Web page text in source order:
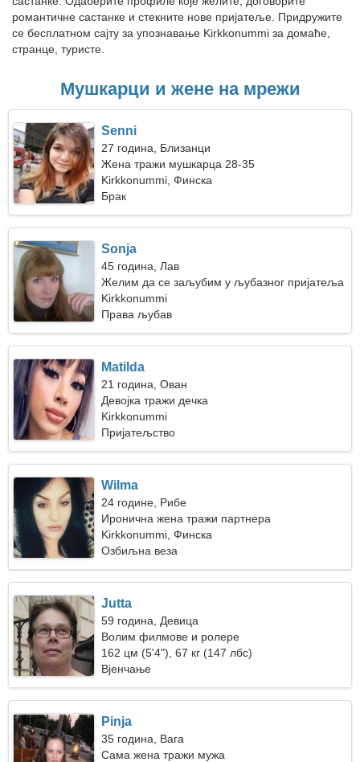
романтичне састанке и стекните нове пријатеље. Придружите
се бесплатном сајту за упознавање Kirkkonummi за домаће,
странце, туристе.
Мушкарци и жене на мрежи
Senni
27 година, Близанци
Жена тражи мушкарца 28-35
Kirkkonummi, Финска
Брак
Sonja
45 година, Лав
Желим да се заљубим у љубазног пријатеља
Kirkkonummi
Права љубав
Matilda
21 година, Ован
Девојка тражи дечка
Kirkkonummi
Пријатељство
Wilma
24 године, Рибе
Иронична жена тражи партнера
Kirkkonummi, Финска
Озбиљна веза
Jutta
59 година, Девица
Волим филмове и ролере
162 цм (5'4"), 67 кг (147 лбс)
Вјенчање
Pinja
35 година, Вага
Сама жена тражи мужа